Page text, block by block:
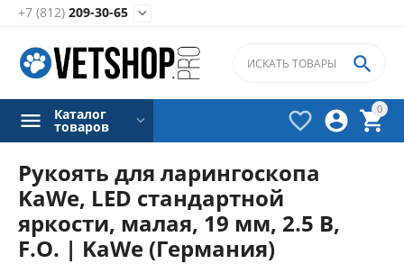
+7 (812) 209-30-65 
0




Каталог
товаров
Рукоять для ларингоскопа
KaWe, LED стандартной
яркости, малая, 19 мм, 2.5 В,
F.O. | KaWe (Германия)